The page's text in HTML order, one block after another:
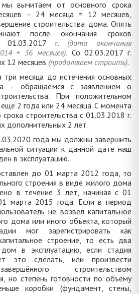
вычитаем от основного срока
– 24 месяца = 12 месяцев,
строительства дома. Опять
после окончания сроков
01.03.2017 г. (дата окончания
+ 36 месяцев).Со 02.03.2017 г.
12 месяцев (продолжаем строить).
месяца до истечения основных
– обращаемся с заявлением о
При положительном
2 года или 24 месяца. С момента
строительства с 01.03.2018 г.
дополнительных 2 лет.
года мы должны завершить
ситуации к данной дате наш
в эксплуатацию.
до 01 марта 2012 года, то
строения в виде жилого дома
в течение 3 лет, начиная с 01
марта 2015 года. Если в период
не возвел капитальное
дома или иного объекта, который
мог зарегистрировать как
строение, то есть два
в эксплуатацию, если стадия
это сделать, или произвести
строительством
но степень готовности по объему
коробки (фундамент, стены,